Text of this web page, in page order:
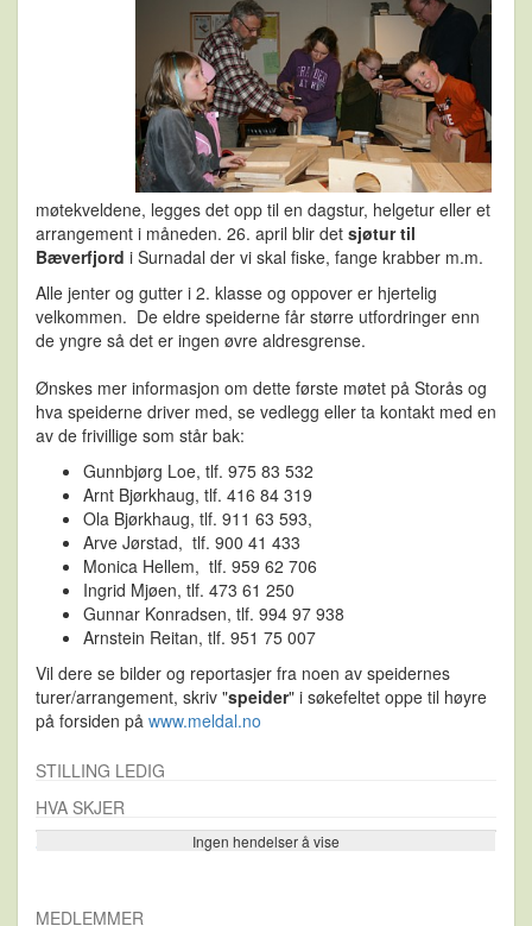
møtekveldene, legges det opp til en dagstur, helgetur eller et
arrangement i måneden. 26. april blir det sjøtur til
Bæverfjord i Surnadal der vi skal fiske, fange krabber m.m.
Alle jenter og gutter i 2. klasse og oppover er hjertelig
velkommen. De eldre speiderne får større utfordringer enn
de yngre så det er ingen øvre aldresgrense.
Ønskes mer informasjon om dette første møtet på Storås og
hva speiderne driver med, se vedlegg eller ta kontakt med en
av de frivillige som står bak:
Gunnbjørg Loe, tlf. 975 83 532
Arnt Bjørkhaug, tlf. 416 84 319
Ola Bjørkhaug, tlf. 911 63 593,
Arve Jørstad, tlf. 900 41 433
Monica Hellem, tlf. 959 62 706
Ingrid Mjøen, tlf. 473 61 250
Gunnar Konradsen, tlf. 994 97 938
Arnstein Reitan, tlf. 951 75 007
Vil dere se bilder og reportasjer fra noen av speidernes
turer/arrangement, skriv "speider" i søkefeltet oppe til høyre
på forsiden på www.meldal.no
STILLING LEDIG
HVA SKJER
Ingen hendelser å vise
Se flere…
MEDLEMMER